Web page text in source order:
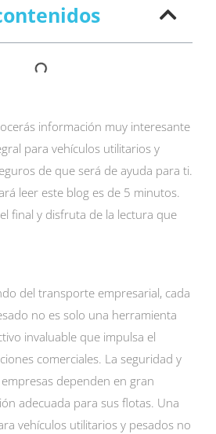
información muy interesante
para vehículos utilitarios y
de que será de ayuda para ti.
leer este blog es de 5 minutos.
final y disfruta de la lectura que
del transporte empresarial, cada
no es solo una herramienta
invaluable que impulsa el
comerciales. La seguridad y
dependen en gran
adecuada para sus flotas. Una
vehículos utilitarios y pesados no